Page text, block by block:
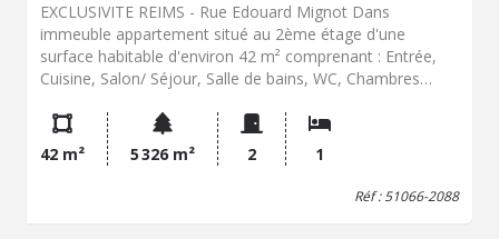
EXCLUSIVITE REIMS - Rue Edouard Mignot Dans
immeuble appartement situé au 2ème étage d'une
surface habitable d'environ 42 m² comprenant : Entrée,
Cuisine, Salon/ Séjour, Salle de bains, WC, Chambres
copropriété : environ 180 €/trimestre CONTACT ET
DEMANDE DE RENSEIGNEMENTS : Madame Gwénaelle
OUBRIOT Office Notarial de Gueux
06.72.72.90.83
42 m² 5 326 m² 2 1
Réf : 51066-2088